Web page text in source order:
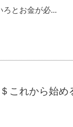
ろとお金が必...
これから始め